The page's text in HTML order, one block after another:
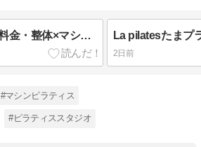
La pilatesの口コミ・料金・整体×マシンピラティスの魅力を解説
2日前
#マシンピラティス
#ピラティススタジオ